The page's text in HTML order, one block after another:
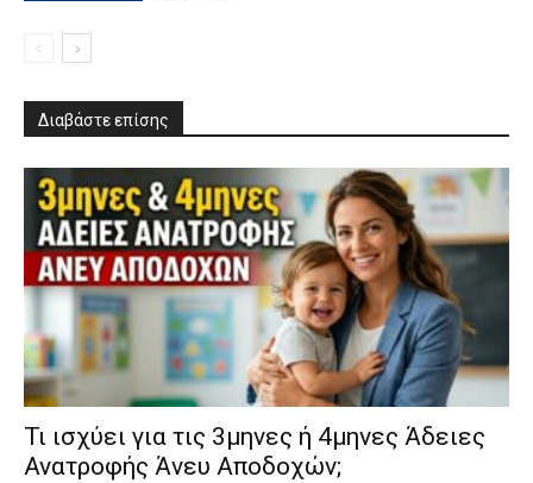
Διαβάστε επίσης
​Τι ισχύει για τις 3μηνες ή 4μηνες Άδειες
Ανατροφής Άνευ Αποδοχών;